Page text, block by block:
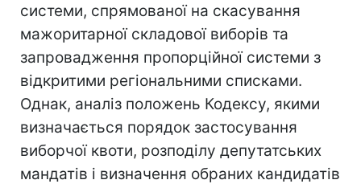
системи, спрямованої на скасування
мажоритарної складової виборів та
запровадження пропорційної системи з
відкритими регіональними списками.
Однак, аналіз положень Кодексу, якими
визначається порядок застосування
виборчої квоти, розподілу депутатських
мандатів і визначення обраних кандидатів